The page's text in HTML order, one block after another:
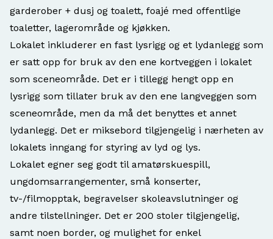
garderober + dusj og toalett, foajé med offentlige
toaletter, lagerområde og kjøkken.
Lokalet inkluderer en fast lysrigg og et lydanlegg som
er satt opp for bruk av den ene kortveggen i lokalet
som sceneområde. Det er i tillegg hengt opp en
lysrigg som tillater bruk av den ene langveggen som
sceneområde, men da må det benyttes et annet
lydanlegg. Det er miksebord tilgjengelig i nærheten av
lokalets inngang for styring av lyd og lys.
Lokalet egner seg godt til amatørskuespill,
ungdomsarrangementer, små konserter,
tv-/filmopptak, begravelser skoleavslutninger og
andre tilstellninger. Det er 200 stoler tilgjengelig,
samt noen border, og mulighet for enkel